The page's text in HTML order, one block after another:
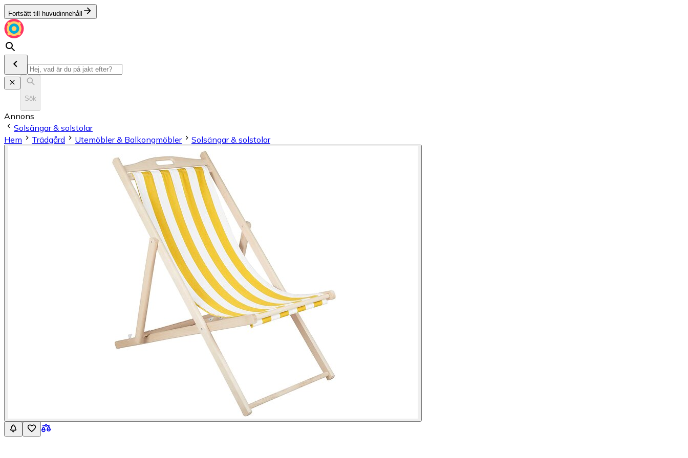
Fortsätt till huvudinnehåll
Sök
Annons
Solsängar & solstolar
Hem
Trädgård Utemöbler & Balkongmöbler Solsängar & solstolar